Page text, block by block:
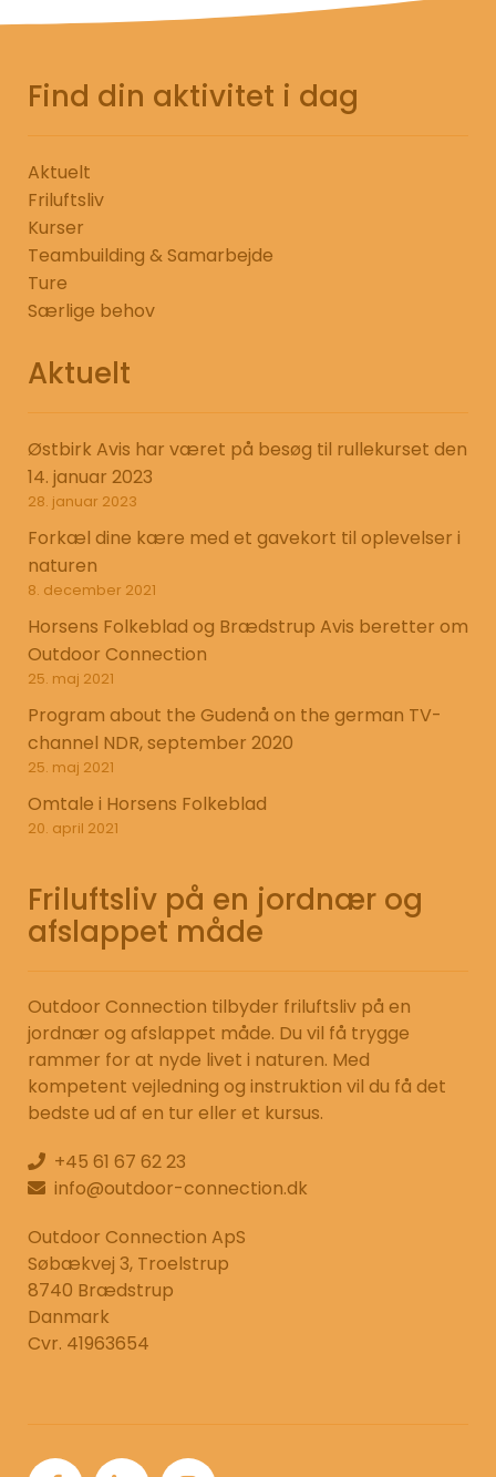
Find din aktivitet i dag
Aktuelt
Friluftsliv
Kurser
Teambuilding & Samarbejde
Ture
Særlige behov
Aktuelt
Østbirk Avis har været på besøg til rullekurset den
14. januar 2023
28. januar 2023
Forkæl dine kære med et gavekort til oplevelser i
naturen
8. december 2021
Horsens Folkeblad og Brædstrup Avis beretter om
Outdoor Connection
25. maj 2021
Program about the Gudenå on the german TV-
channel NDR, september 2020
25. maj 2021
Omtale i Horsens Folkeblad
20. april 2021
Friluftsliv på en jordnær og
afslappet måde
Outdoor Connection tilbyder friluftsliv på en
jordnær og afslappet måde. Du vil få trygge
rammer for at nyde livet i naturen. Med
kompetent vejledning og instruktion vil du få det
bedste ud af en tur eller et kursus.
+45 61 67 62 23
info@outdoor-connection.dk
Outdoor Connection ApS
Søbækvej 3, Troelstrup
8740 Brædstrup
Danmark
Cvr. 41963654